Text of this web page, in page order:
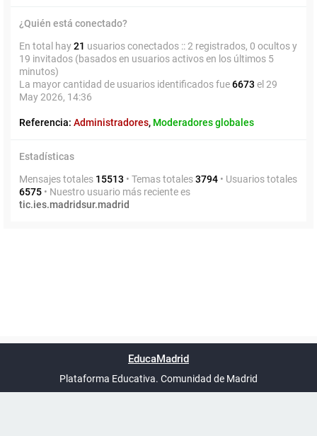
¿Quién está conectado?
En total hay21 usuarios conectados :: 2 registrados, 0 ocultos y
19 invitados (basados en usuarios activos en los últimos 5
minutos)
La mayor cantidad de usuarios identificados fue6673 el 29
May 2026, 14:36
Referencia: Administradores, Moderadores globales
Estadísticas
Mensajes totales 15513 • Temas totales3794 • Usuarios totales
6575 • Nuestro usuario más reciente es
tic.ies.madridsur.madrid
UTC+02:00
phpBB España
EducaMadrid
Plataforma Educativa. Comunidad de Madrid